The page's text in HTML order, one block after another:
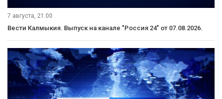
7 августа, 21:00
Вести Калмыкия. Выпуск на канале "Россия 24" от 07.08.2026.